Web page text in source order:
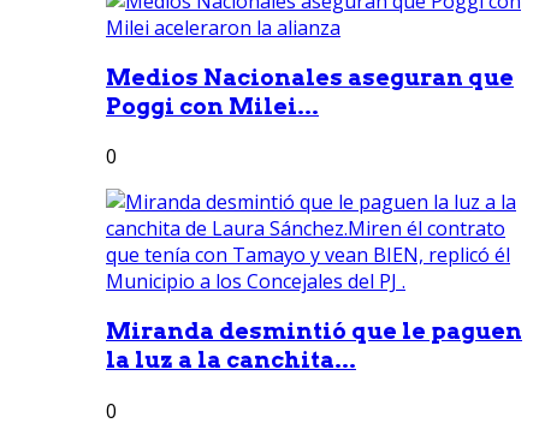
Medios Nacionales aseguran que
Poggi con Milei...
0
Miranda desmintió que le paguen
la luz a la canchita...
0